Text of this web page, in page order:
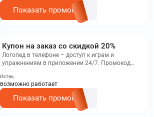
Показать промокод
Купон на заказ со скидкой 20%
Логопед в телефоне – доступ к играм и
упражнениям в приложении 24/7. Промокод
Истек,
возможно работает
Показать промокод